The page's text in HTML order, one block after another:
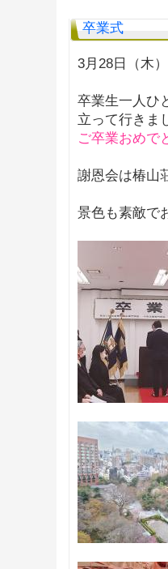
卒業式
3月28日（木）
卒業生一人ひ
立って行きま
ご卒業おめで
謝恩会は椿山
景色も素敵で